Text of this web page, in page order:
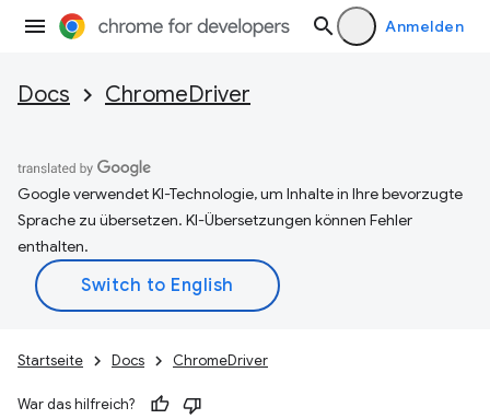
Anmelden
Docs ChromeDriver
Google verwendet KI-Technologie, um Inhalte in Ihre bevorzugte
Sprache zu übersetzen. KI-Übersetzungen können Fehler
enthalten.
Startseite Docs ChromeDriver
War das hilfreich?